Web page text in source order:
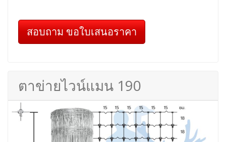
สอบถาม ขอใบเสนอราคา
ตาข่ายไวน์แมน 190